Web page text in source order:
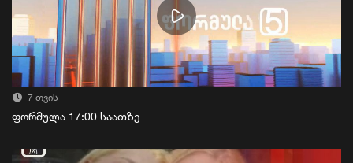
7 თვის
ფორმულა 17:00 საათზე